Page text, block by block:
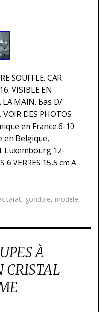
SOUFFLE. CAR
VISIBLE EN
LA MAIN. Bas D/
DES PHOTOS
en France 6-10
en Belgique,
Luxembourg 12-
6 VERRES 15,5 cm A
, gondole, modèle,
À
CRISTAL